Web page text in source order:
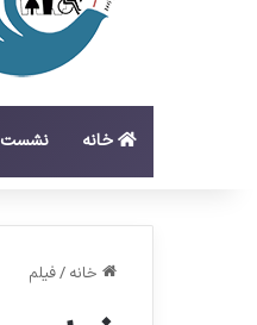
خانه نشست
خانه /فیلم